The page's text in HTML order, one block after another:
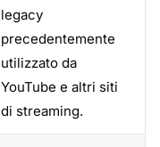
legacy
precedentemente
utilizzato da
YouTube e altri siti
di streaming.